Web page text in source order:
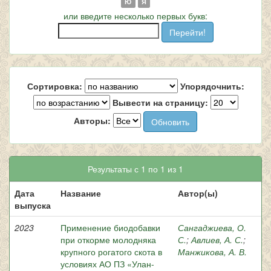
или введите несколько первых букв:
Сортировка:
Упорядочнить:
Вывести на страницу:
Авторы:
Результаты с 1 по 1 из 1
Дата
выпуска
Название Автор(ы)
2023
Применение биодобавки
при откорме молодняка
крупного рогатого скота в
условиях АО ПЗ «Улан-
Сангаджиева, О.
С.;Авлиев, А. С.;
Манжикова, А. В.